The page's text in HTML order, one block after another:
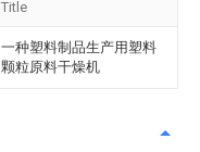
Title
一种塑料制品生产用塑料
颗粒原料干燥机